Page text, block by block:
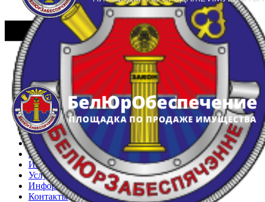
Главная
Арестованное имущество
Реестр несостоявшихся торгов
Реестр переоценок
Частное имущество
Государственное имущество
Интернет-магазин
Интернет-витрина
Услуги
Информация
Контакты